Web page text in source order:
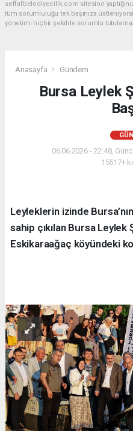
seffafbelediyecilik.com sitesine
tüm sorumluluğu tek başınıza
yönetimi hiçbir şekilde sorumlu
Anasayfa Gündem
Bursa Leylek
06.06.2026 - 22:48,
15517+
Leyleklerin izinde
sahip çıkılan Bursa Leylek
Eskikaraağaç köyündeki